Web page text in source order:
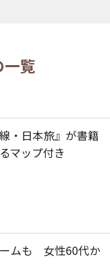
一覧
・日本旅』が書籍
マップ付き
ムも 女性60代か